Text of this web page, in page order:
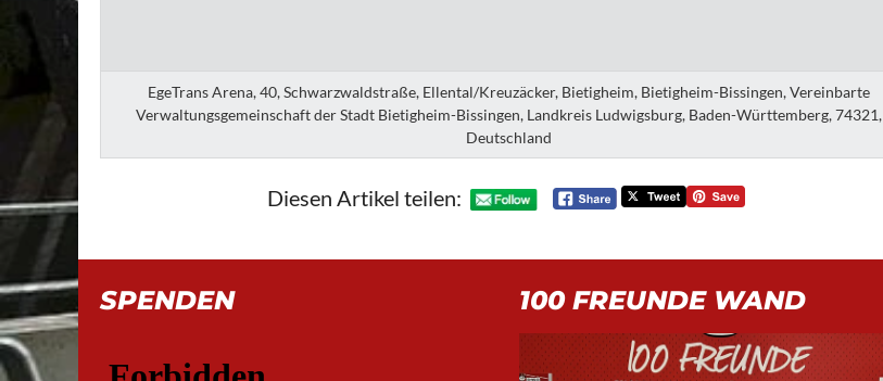
EgeTrans Arena, 40, Schwarzwaldstraße, Ellental/Kreuzäcker, Bietigheim, Bietigheim-Bissingen, Vereinbarte
Verwaltungsgemeinschaft der Stadt Bietigheim-Bissingen, Landkreis Ludwigsburg, Baden-Württemberg, 74321,
Deutschland
Diesen Artikel teilen:
SPENDEN 100 FREUNDE WAND